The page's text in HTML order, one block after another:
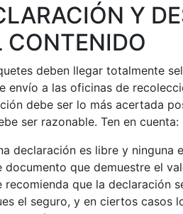
Y
CONTENIDO
deben llegar totalmente
envío a las oficinas de
debe ser lo más acertada
ser razonable. Ten en cuenta:
declaración es libre y ninguna
documento que demuestre el
recomienda que la declaración
el seguro, y en ciertos casos